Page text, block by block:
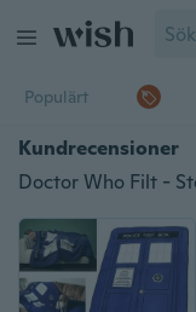
Populärt
Kundrecensioner